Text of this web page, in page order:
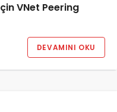
VNet Peering
DEVAMINI OKU